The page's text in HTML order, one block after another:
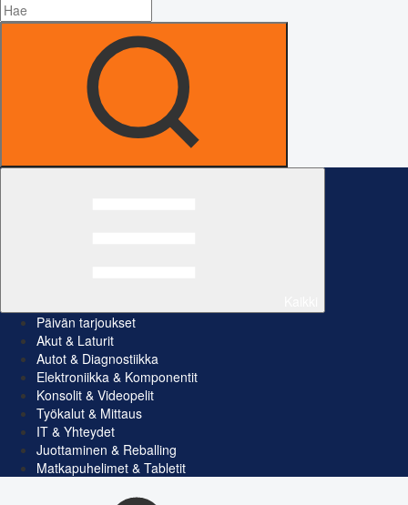
Päivän tarjoukset
Akut & Laturit
Autot & Diagnostiikka
Elektroniikka & Komponentit
Konsolit & Videopelit
Työkalut & Mittaus
IT & Yhteydet
Juottaminen & Reballing
Matkapuhelimet & Tabletit